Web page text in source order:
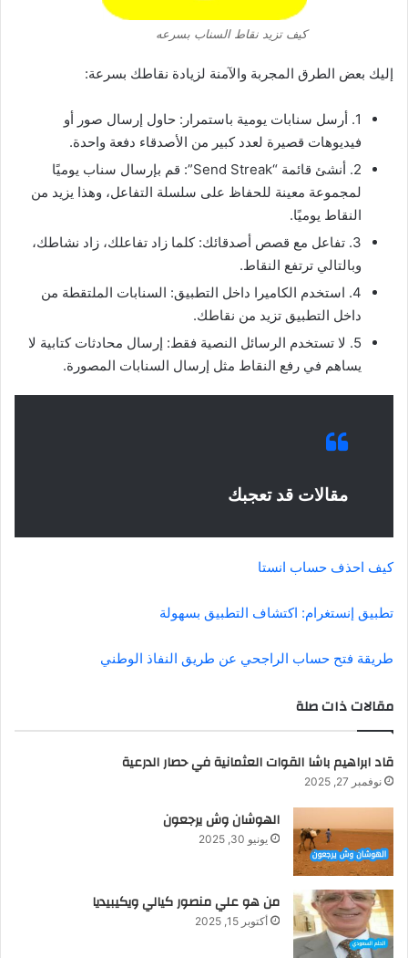
كيف تزيد نقاط السناب بسرعه
إليك بعض الطرق المجربة والآمنة لزيادة نقاطك بسرعة:
1. أرسل سنابات يومية باستمرار: حاول إرسال صور أو
فيديوهات قصيرة لعدد كبير من الأصدقاء دفعة واحدة.
2. أنشئ قائمة “Send Streak”: قم بإرسال سناب يوميًا
لمجموعة معينة للحفاظ على سلسلة التفاعل، وهذا يزيد من
النقاط يوميًا.
3. تفاعل مع قصص أصدقائك: كلما زاد تفاعلك، زاد نشاطك،
وبالتالي ترتفع النقاط.
4. استخدم الكاميرا داخل التطبيق: السنابات الملتقطة من
داخل التطبيق تزيد من نقاطك.
5. لا تستخدم الرسائل النصية فقط: إرسال محادثات كتابية لا
يساهم في رفع النقاط مثل إرسال السنابات المصورة.
مقالات قد تعجبك
كيف احذف حساب انستا
تطبيق إنستغرام: اكتشاف التطبيق بسهولة
طريقة فتح حساب الراجحي عن طريق النفاذ الوطني
مقالات ذات صلة
قاد ابراهيم باشا القوات العثمانية في حصار الدرعية
نوفمبر 27, 2025
الهوشان وش يرجعون
يونيو 30, 2025
من هو علي منصور كيالي ويكيبيديا
أكتوبر 15, 2025